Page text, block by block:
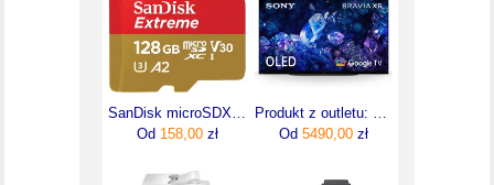
Od 158,00zł
Od 5490,00 zł